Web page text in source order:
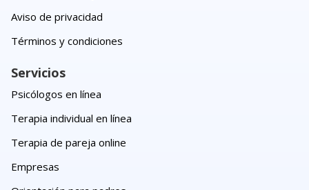
Aviso de privacidad
Términos y condiciones
Servicios
Psicólogos en línea
Terapia individual en línea
Terapia de pareja online
Empresas